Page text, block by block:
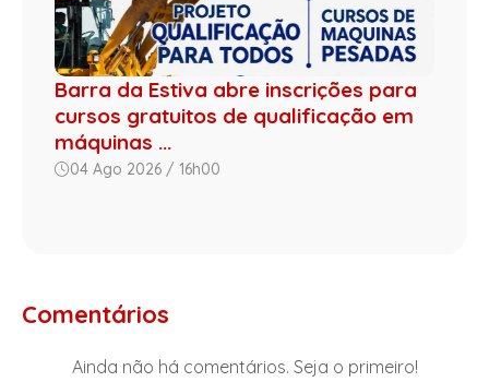
Barra da Estiva abre inscrições para
cursos gratuitos de qualificação em
máquinas ...
04 Ago 2026 / 16h00
Comentários
Ainda não há comentários. Seja o primeiro!